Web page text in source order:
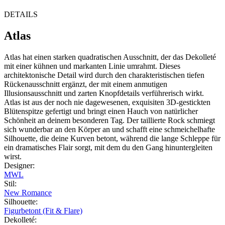
DETAILS
Atlas
Atlas hat einen starken quadratischen Ausschnitt, der das Dekolleté
mit einer kühnen und markanten Linie umrahmt. Dieses
architektonische Detail wird durch den charakteristischen tiefen
Rückenausschnitt ergänzt, der mit einem anmutigen
Illusionsausschnitt und zarten Knopfdetails verführerisch wirkt.
Atlas ist aus der noch nie dagewesenen, exquisiten 3D-gestickten
Blütenspitze gefertigt und bringt einen Hauch von natürlicher
Schönheit an deinem besonderen Tag. Der taillierte Rock schmiegt
sich wunderbar an den Körper an und schafft eine schmeichelhafte
Silhouette, die deine Kurven betont, während die lange Schleppe für
ein dramatisches Flair sorgt, mit dem du den Gang hinuntergleiten
wirst.
Designer:
MWL
Stil:
New Romance
Silhouette:
Figurbetont (Fit & Flare)
Dekolleté: